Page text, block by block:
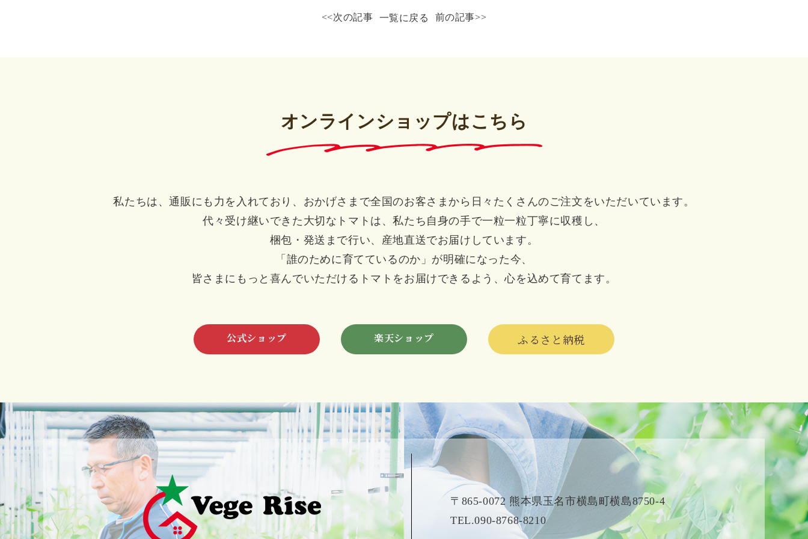
<<次の記事 一覧に戻る 前の記事>>
オンラインショップはこちら
私たちは、通販にも力を入れており、おかげさまで全国のお客さまから日々たくさんのご注文をいただいています。
代々受け継いできた大切なトマトは、私たち自身の手で一粒一粒丁寧に収穫し、
梱包・発送まで行い、産地直送でお届けしています。
「誰のために育てているのか」が明確になった今、
皆さまにもっと喜んでいただけるトマトをお届けできるよう、心を込めて育てます。
公式ショップ 楽天ショップ ふるさと納税
〒865-0072 熊本県玉名市横島町横島8750-4
TEL.090-8768-8210